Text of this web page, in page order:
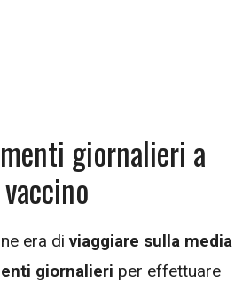
giornalieri a
era di viaggiare sulla media
giornalieri per effettuare